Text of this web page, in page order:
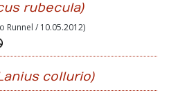
rubecula)
Runnel / 10.05.2012)
collurio)